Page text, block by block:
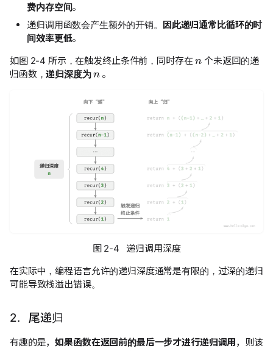
费内存空间。
递归调用函数会产生额外的开销。
因此递归通常比循环的时
间效率更低。
如图 2-4 所示，在触发终止条件前，同时存在
个未返回的递
归函数，递归深度为
n
。
图 2-4 递归调用深度
在实际中，编程语言允许的递归深度通常是有限的，过深的递归
可能导致栈溢出错误。
2. 尾递归
有趣的是，如果函数在返回前的最后一步才进行递归调用 ，则该